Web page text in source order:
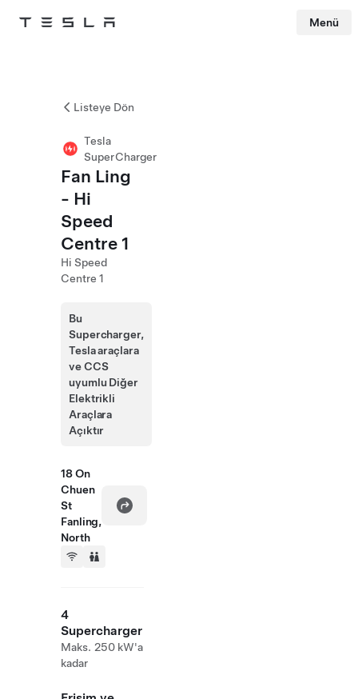
Tesla Menü
Listeye Dön
Tesla
SuperCharger
Fan Ling
- Hi
Speed
Centre 1
Hi Speed
Centre 1
Bu
Supercharger,
Tesla araçlara
ve CCS
uyumlu Diğer
Elektrikli
Araçlara
Açıktır
18 On
Chuen
St
Fanling,
North
4
Supercharger
Maks. 250 kW'a
kadar